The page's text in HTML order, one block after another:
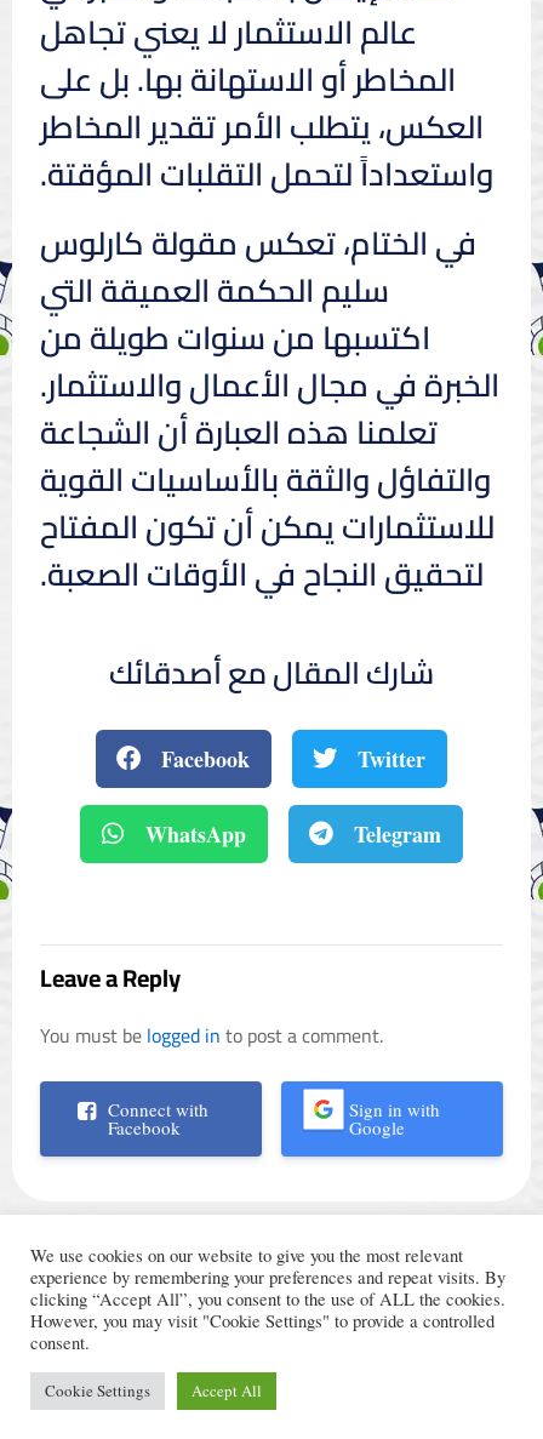
عالم الاستثمار لا يعني تجاهل
المخاطر أو الاستهانة بها. بل على
العكس، يتطلب الأمر تقدير المخاطر
واستعداداً لتحمل التقلبات المؤقتة.
في الختام، تعكس مقولة كارلوس
سليم الحكمة العميقة التي
اكتسبها من سنوات طويلة من
الخبرة في مجال الأعمال والاستثمار.
تعلمنا هذه العبارة أن الشجاعة
والتفاؤل والثقة بالأساسيات القوية
للاستثمارات يمكن أن تكون المفتاح
لتحقيق النجاح في الأوقات الصعبة.
شارك المقال مع أصدقائك
Facebook Twitter
WhatsApp Telegram
Leave a Reply
You must belogged into post a comment.
Connect with
Facebook
Sign in with
Google
© Trading Arabic 2024
الأحكام والشروط
سياسة الخصوصية
We use cookies on our website to give you the most relevant
experience by remembering your preferences and repeat visits. By
clicking “Accept All”, you consent to the use of ALL the cookies.
However, you may visit "Cookie Settings" to provide a controlled
consent.
Cookie Settings Accept All